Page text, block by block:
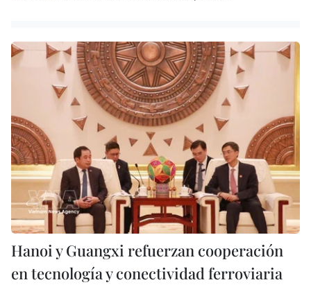
Hanoi y Guangxi refuerzan cooperación
en tecnología y conectividad ferroviaria